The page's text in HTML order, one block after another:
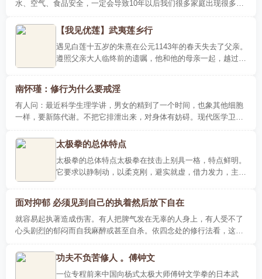
水、空气、食品安全，一定会导致10年以后我们很多家庭出现很多问
【我见优莲】武夷莲乡行
遇见白莲十五岁的朱熹在公元1143年的春天失去了父亲。
遵照父亲大人临终前的遗嘱，他和他的母亲一起，越过闽
南怀瑾：修行为什么要戒淫
有人问：最近科学生理学讲，男女的精到了一个时间，也象其他细胞
一样，要新陈代谢。不把它排泄出来，对身体有妨碍。现代医学卫生
太极拳的总体特点
太极拳的总体特点太极拳在技击上别具一格，特点鲜明。
它要求以静制动，以柔克刚，避实就虚，借力发力，主张
面对抑郁 必须见到自己的执着然后放下自在
就容易起执著造成伤害。有人把脾气发在无辜的人身上，有人受不了
心头剧烈的郁闷而自我麻醉或甚至自杀。依四念处的修行法看，这就
功夫不负苦修人 。傅钟文
一位专程前来中国向杨式太极大师傅钟文学拳的日本武